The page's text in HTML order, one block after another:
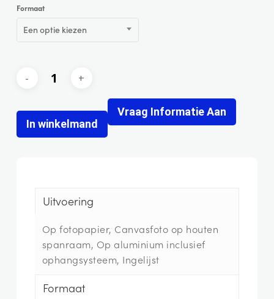
Formaat
Een optie kiezen
In winkelmand
Vraag Informatie Aan
Uitvoering
Op fotopapier, Canvasfoto op houten
spanraam, Op aluminium inclusief
ophangsysteem, Ingelijst
Formaat